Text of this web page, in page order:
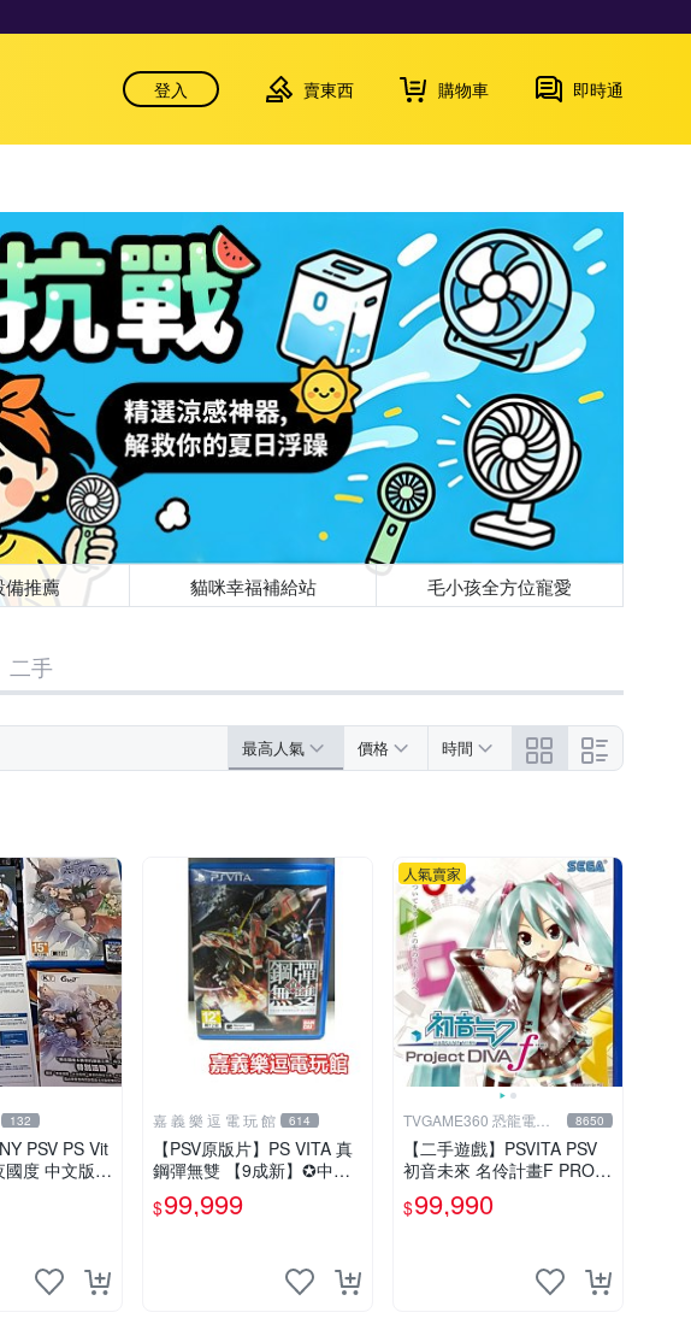
登入 賣東西 購物車 即時通
備推薦 貓咪幸福補給站 毛小孩全方位寵愛
二手
最高人氣 價格 時間
132
PSV PS Vit
度 中文版
嘉 義 樂 逗 電 玩 館 614
【PSV原版片】PS VITA 真
鋼彈無雙 【9成新】✪中文
亞版 中古二手✪嘉義樂逗電
玩館
$99,999
人氣賣家
TVGAME360 恐龍電玩- 8650
【二手遊戲】PSVITA PSV
初音未來 名伶計畫F PROJ
ECT DIVA F 日文版【台中
恐龍電玩】
$99,990